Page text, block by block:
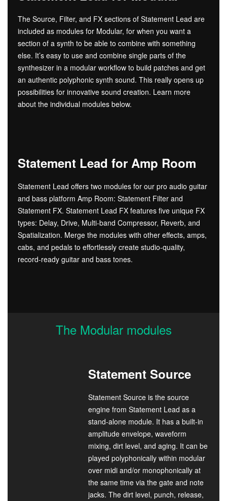
The Source, Filter, and FX sections of Statement Lead are
included as modules for Modular, for when you want a
section of a synth to be able to combine with something
else. It’s easy to use and combine single parts of the
synthesizer in a modular workflow to build patches and get
an authentic polyphonic synth sound. This really opens up
possibilities for innovative sound creation. Learn more
about the individual modules below.
Statement Lead for Amp Room
Statement Lead offers two modules for our pro audio guitar
and bass platform Amp Room: Statement Filter and
Statement FX. Statement Lead FX features five unique FX
types: Delay, Drive, Multi-band Compressor, Reverb, and
Spatialization. Merge the modules with other effects, amps,
cabs, and pedals to effortlessly create studio-quality,
record-ready guitar and bass tones.
The Modular modules
Statement Source
Statement Source is the source
engine from Statement Lead as a
stand-alone module. It has a built-in
amplitude envelope, waveform
mixing, dirt level, and aging. It can be
played polyphonically within modular
over midi and/or monophonically at
the same time via the gate and note
jacks. The dirt level, punch, release,